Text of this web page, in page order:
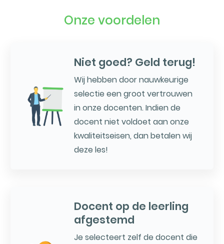
Onze voordelen
Niet goed? Geld terug!
Wij hebben door nauwkeurige
selectie een groot vertrouwen
in onze docenten. Indien de
docent niet voldoet aan onze
kwaliteitseisen, dan betalen wij
deze les!
Docent op de leerling
afgestemd
Je selecteert zelf de docent die